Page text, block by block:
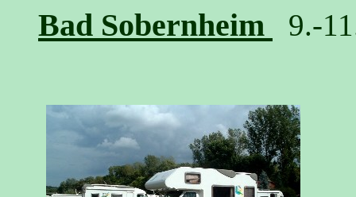
Bad Sobernheim 9.-